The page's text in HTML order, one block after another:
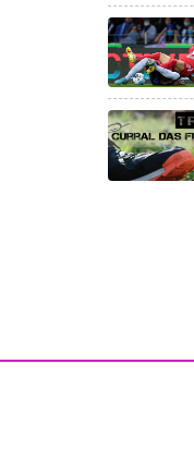
ao Facebook
ao